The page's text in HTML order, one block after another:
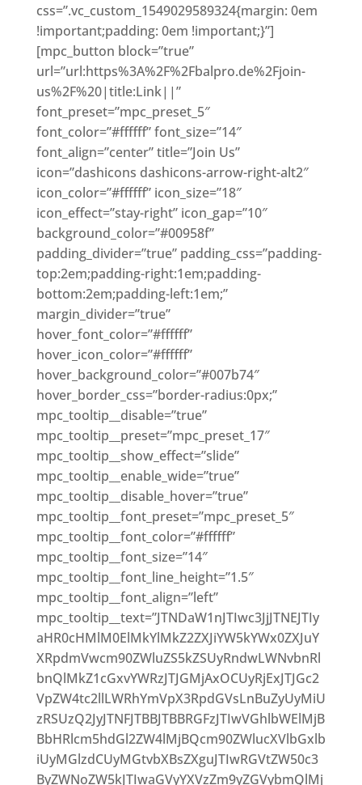
css=”.vc_custom_1549029589324{margin: 0em
!important;padding: 0em !important;}”]
[mpc_button block=”true”
url=”url:https%3A%2F%2Fbalpro.de%2Fjoin-
us%2F%20|title:Link||”
font_preset=”mpc_preset_5″
font_color=”#ffffff” font_size=”14″
font_align=”center” title=”Join Us”
icon=”dashicons dashicons-arrow-right-alt2″
icon_color=”#ffffff” icon_size=”18″
icon_effect=”stay-right” icon_gap=”10″
background_color=”#00958f”
padding_divider=”true” padding_css=”padding-
top:2em;padding-right:1em;padding-
bottom:2em;padding-left:1em;”
margin_divider=”true”
hover_font_color=”#ffffff”
hover_icon_color=”#ffffff”
hover_background_color=”#007b74″
hover_border_css=”border-radius:0px;”
mpc_tooltip__disable=”true”
mpc_tooltip__preset=”mpc_preset_17″
mpc_tooltip__show_effect=”slide”
mpc_tooltip__enable_wide=”true”
mpc_tooltip__disable_hover=”true”
mpc_tooltip__font_preset=”mpc_preset_5″
mpc_tooltip__font_color=”#ffffff”
mpc_tooltip__font_size=”14″
mpc_tooltip__font_line_height=”1.5″
mpc_tooltip__font_align=”left”
mpc_tooltip__text=”JTNDaW1nJTIwc3JjJTNEJTIy
aHR0cHMlM0ElMkYlMkZ2ZXJiYW5kYWx0ZXJuY
XRpdmVwcm90ZWluZS5kZSUyRndwLWNvbnRl
bnQlMkZ1cGxvYWRzJTJGMjAxOCUyRjExJTJGc2
VpZW4tc2llLWRhYmVpX3RpdGVsLnBuZyUyMiU
zRSUzQ2JyJTNFJTBBJTBBRGFzJTIwVGhlbWElMjB
BbHRlcm5hdGl2ZW4lMjBQcm90ZWlucXVlbGxlb
iUyMGlzdCUyMGtvbXBsZXguJTIwRGVtZW50c3
ByZWNoZW5kJTIwaGVyYXVzZm9yZGVybmQlMj